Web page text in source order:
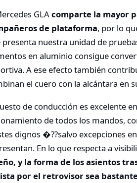
GLAcomparte la mayor
de plataforma, por lo
presenta nuestra unidad de
en aluminio consigue
A ese efecto también
el cuero con la alcántara en
de conducción es excelente
de todos los mandos,
dignos �??salvo excepciones
En lo que respecta a
y la forma de los asientos
por el retrovisor sea